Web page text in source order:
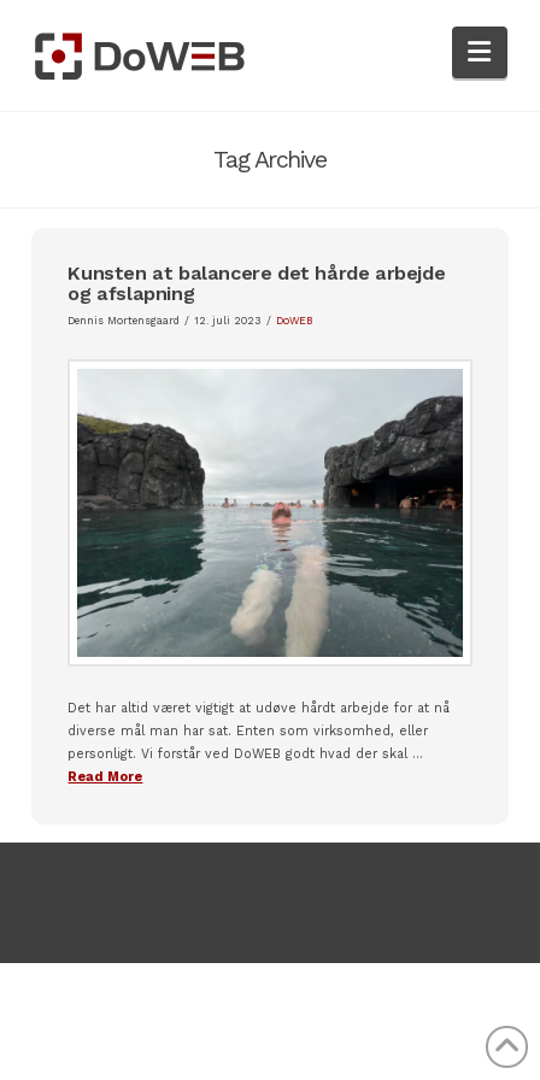
Tag Archive
Kunsten at balancere det hårde arbejde
og afslapning
Dennis Mortensgaard 12. juli 2023 DoWEB
Det har altid været vigtigt at udøve hårdt arbejde for at nå
diverse mål man har sat. Enten som virksomhed, eller
personligt. Vi forstår ved DoWEB godt hvad der skal …
Read More